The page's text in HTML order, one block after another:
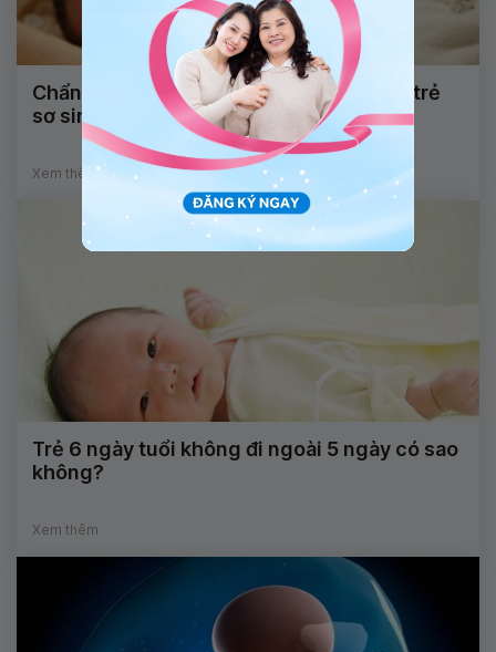
Chẩn đoán và điều trị tắc ruột phân su ở trẻ
sơ sinh
Xem thêm
Trẻ 6 ngày tuổi không đi ngoài 5 ngày có sao
không?
Xem thêm